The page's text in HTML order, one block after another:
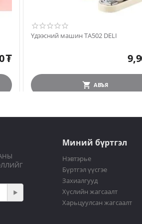
₮
Үдээсний машин TA502 DELI
АВЪЯ
Миний бүртгэл
Нэвтэрье
Бүртгэл үүсгэе
Захиалгууд
Хүслийн жагсаалт
Харьцуулсан жагсаалт